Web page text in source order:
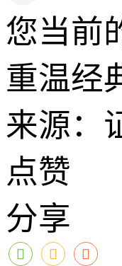
您当前
重温经
来源：
点赞
分享